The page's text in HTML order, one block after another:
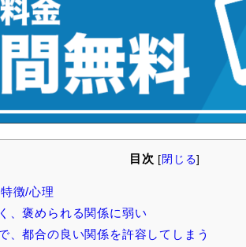
目次 [閉じる]
徴/心理
、褒められる関係に弱い
、都合の良い関係を許容してしまう